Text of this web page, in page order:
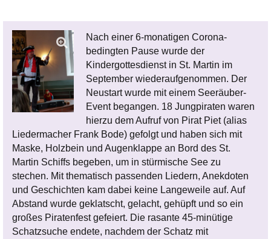
Nach einer 6-monatigen Corona-
bedingten Pause wurde der
Kindergottesdienst in St. Martin im
September wiederaufgenommen. Der
Neustart wurde mit einem Seeräuber-
Event begangen. 18 Jungpiraten waren
hierzu dem Aufruf von Pirat Piet (alias
Liedermacher Frank Bode) gefolgt und haben sich mit
Maske, Holzbein und Augenklappe an Bord des St.
Martin Schiffs begeben, um in stürmische See zu
stechen. Mit thematisch passenden Liedern, Anekdoten
und Geschichten kam dabei keine Langeweile auf. Auf
Abstand wurde geklatscht, gelacht, gehüpft und so ein
großes Piratenfest gefeiert. Die rasante 45-minütige
Schatzsuche endete, nachdem der Schatz mit